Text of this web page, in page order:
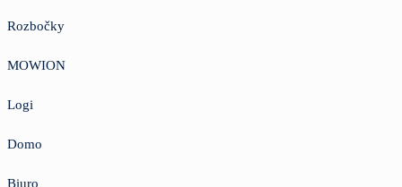
Rozbočky
MOWION
Logi
Domo
Biuro